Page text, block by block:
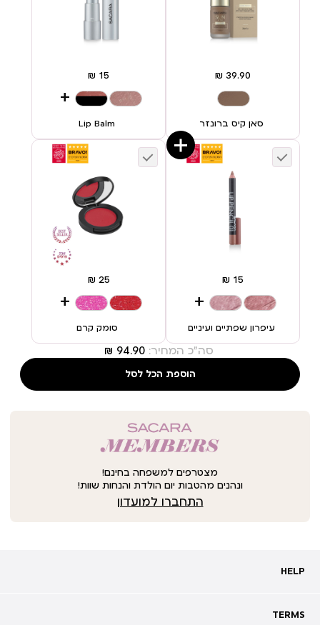
סאן קיס ברונזר Lip Balm
+
עיפרון שפתיים ועיניים
+
סומק קרם
+
סה"כ המחיר:
הוספת הכל לסל
מצטרפים למשפחה בחינם!
ונהנים מהטבות יום הולדת והנחות שוות!
התחברו למועדון
HELP
HELP
שאלות ותשובות
TERMS
TERMS